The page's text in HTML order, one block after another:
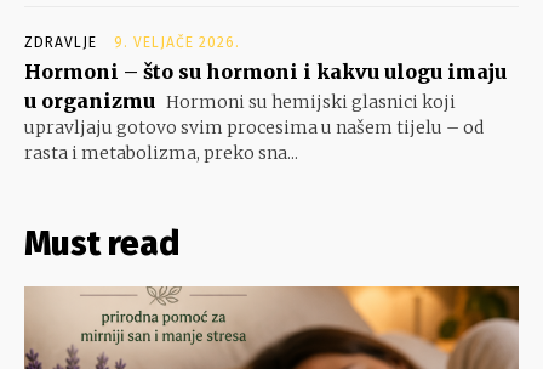
ZDRAVLJE 9. VELJAČE 2026.
Hormoni – što su hormoni i kakvu ulogu imaju
u organizmu Hormoni su hemijski glasnici koji
upravljaju gotovo svim procesima u našem tijelu – od
rasta i metabolizma, preko sna...
Must read